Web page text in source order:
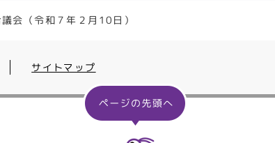
会（令和７年２月10日）
サイトマップ